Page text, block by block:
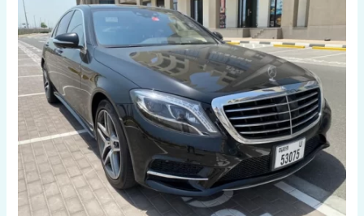
الفروانية
اتصل
60036648